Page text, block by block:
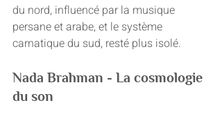
du nord, influencé par la musique
persane et arabe, et le système
carnatique du sud, resté plus isolé.
Nada Brahman - La cosmologie
du son